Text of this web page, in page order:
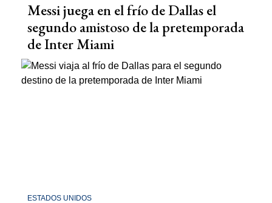
Messi juega en el frío de Dallas el
segundo amistoso de la pretemporada
de Inter Miami
ESTADOS UNIDOS